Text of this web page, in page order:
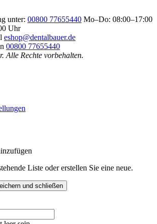
unter: 00800 77655440 Mo–Do: 08:00–17:00
Uhr
eshop@dentalbauer.de
00800 77655440
Alle Rechte vorbehalten.
Liste oder erstellen Sie eine neue.
und schließen